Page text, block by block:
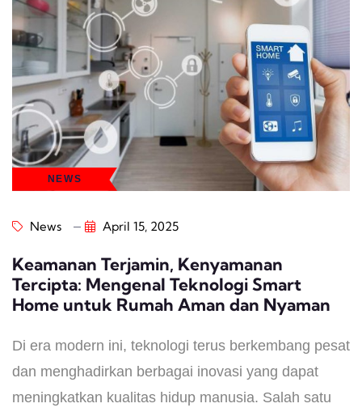
NEWS
News April 15, 2025
Keamanan Terjamin, Kenyamanan
Tercipta: Mengenal Teknologi Smart
Home untuk Rumah Aman dan Nyaman
Di era modern ini, teknologi terus berkembang pesat
dan menghadirkan berbagai inovasi yang dapat
meningkatkan kualitas hidup manusia. Salah satu